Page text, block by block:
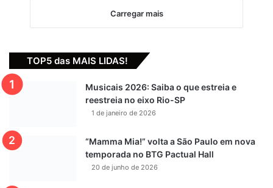
Carregar mais
TOP5 das MAIS LIDAS!
Musicais 2026: Saiba o que estreia e
reestreia no eixo Rio-SP
1 de janeiro de 2026
“Mamma Mia!” volta a São Paulo em nova
temporada no BTG Pactual Hall
20 de junho de 2026